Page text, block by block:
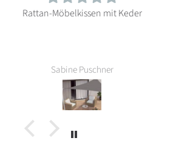
Rattan-Möbelkissen mit Keder
Sabine Puschner